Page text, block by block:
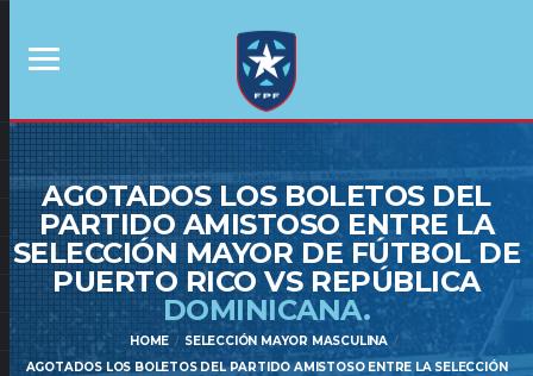
AGOTADOS LOS BOLETOS DEL
PARTIDO AMISTOSO ENTRE LA
SELECCIÓN MAYOR DE FÚTBOL DE
PUERTO RICO VS REPÚBLICA
DOMINICANA.
HOME
SELECCIÓN MAYOR MASCULINA
AGOTADOS LOS BOLETOS DEL PARTIDO AMISTOSO ENTRE LA SELECCIÓN